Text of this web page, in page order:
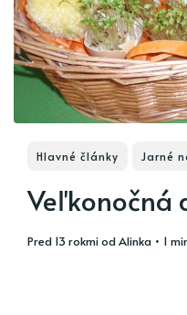
Hlavné články Jarné
Veľkonočná
pred 13 rokmiodAlinka • 1